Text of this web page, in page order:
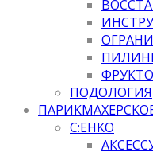
ПОДОЛОГИЯ
C:EHKO